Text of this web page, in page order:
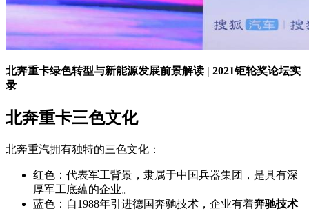
北奔重卡绿色转型与新能源发展前景解读 | 2021钜轮奖论坛实
录
北奔重卡三色文化
北奔重汽拥有独特的三色文化：
红色：代表军工背景，隶属于中国兵器集团，是具有深
厚军工底蕴的企业。
蓝色：自1988年引进德国奔驰技术，企业有着奔驰技术